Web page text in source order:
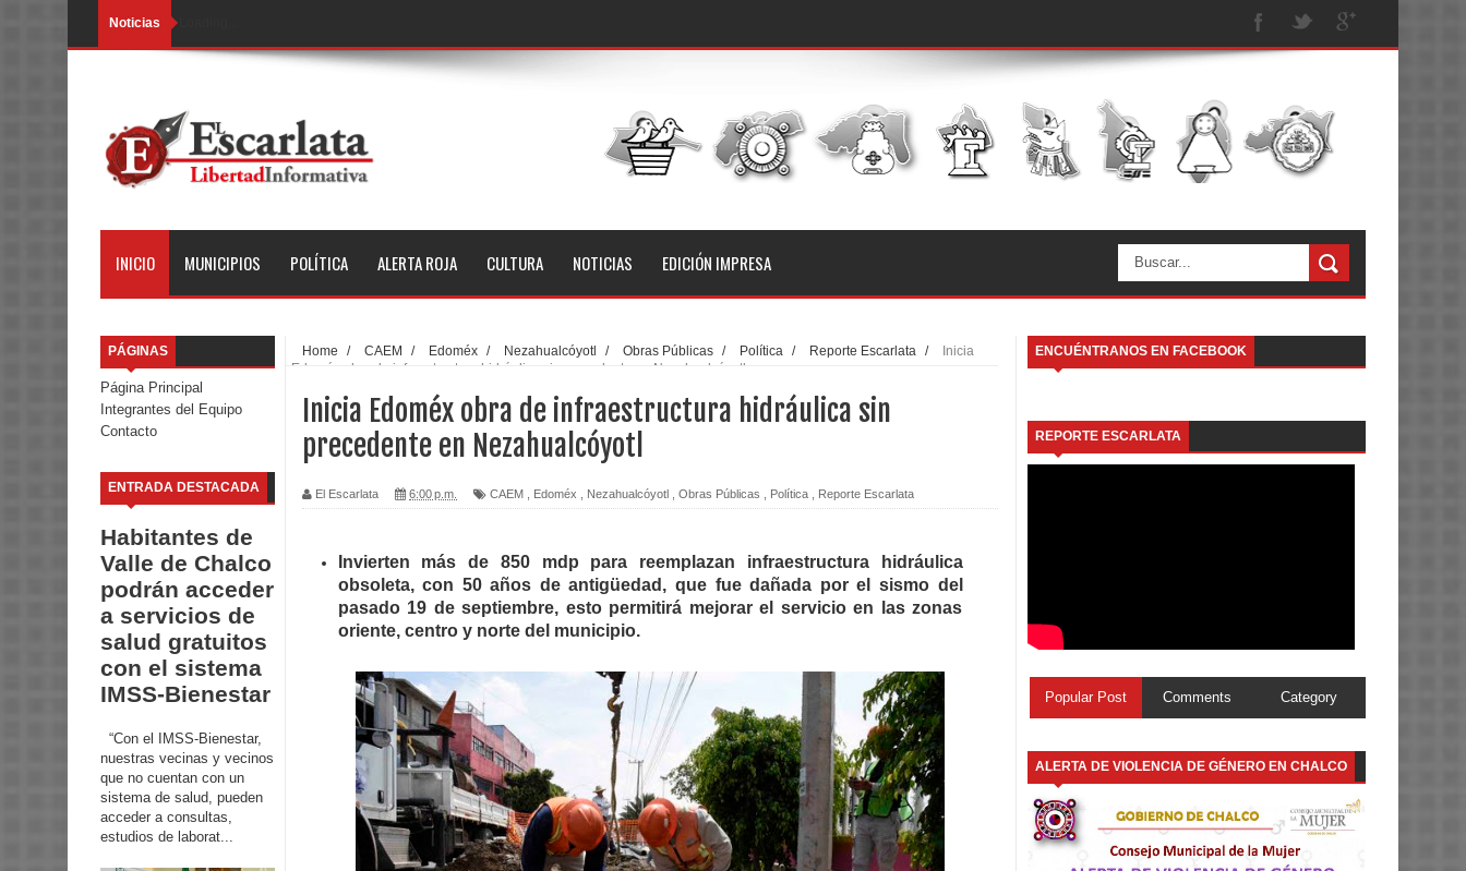
Noticias
INICIO MUNICIPIOS POLÍTICA ALERTA ROJA CULTURA NOTICIAS EDICIÓN IMPRESA
PÁGINAS
Página Principal
Integrantes del Equipo
Contacto
ENTRADA DESTACADA
Habitantes de
Valle de Chalco
podrán acceder
a servicios de
salud gratuitos
con el sistema
IMSS-Bienestar
“Con el IMSS-Bienestar,
nuestras vecinas y vecinos
que no cuentan con un
sistema de salud, pueden
acceder a consultas,
estudios de laborat...
Home / CAEM / Edoméx / Nezahualcóyotl / Obras Públicas / Política / Reporte Escarlata /
Inicia
Edoméx obra de infraestructura hidráulica sin precedente en Nezahualcóyotl
Inicia Edoméx obra de infraestructura hidráulica sin
precedente en Nezahualcóyotl
El Escarlata 6:00 p.m. CAEM Edoméx Nezahualcóyotl Obras Públicas Política Reporte Escarlata
Invierten más de 850 mdp para reemplazan infraestructura hidráulica
obsoleta, con 50 años de antigüedad, que fue dañada por el sismo del
pasado 19 de septiembre, esto permitirá mejorar el servicio en las zonas
oriente, centro y norte del municipio.
ENCUÉNTRANOS EN FACEBOOK
REPORTE ESCARLATA
Popular Post Comments Category
ALERTA DE VIOLENCIA DE GÉNERO EN CHALCO